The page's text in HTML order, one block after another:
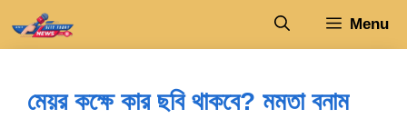
Menu
মেয়র কক্ষে কার ছবি থাকবে? মমতা বনাম